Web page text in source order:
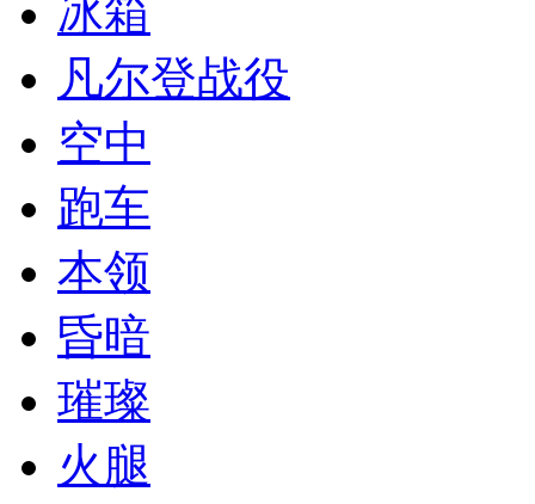
冰箱
凡尔登战役
空中
跑车
本领
昏暗
璀璨
火腿